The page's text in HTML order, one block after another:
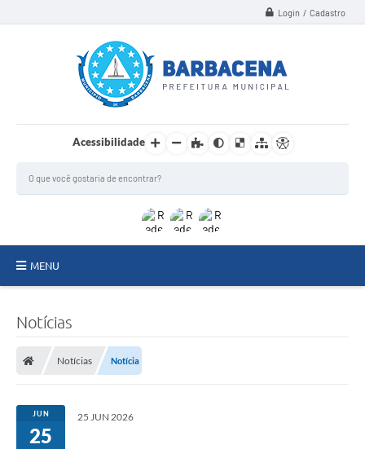
Login / Cadastro
Acessibilidade
MENU
Meio Ambiente
Ouvidoria
Notícias
Notícias Notícia
JUN
25
25 JUN 2026